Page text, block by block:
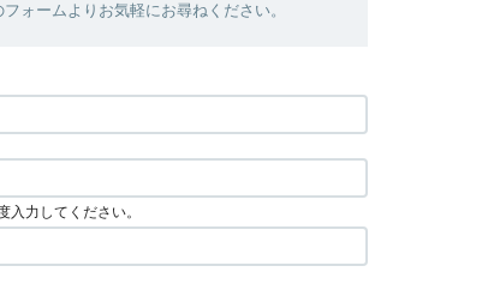
ォームよりお気軽にお尋ねください。
力してください。